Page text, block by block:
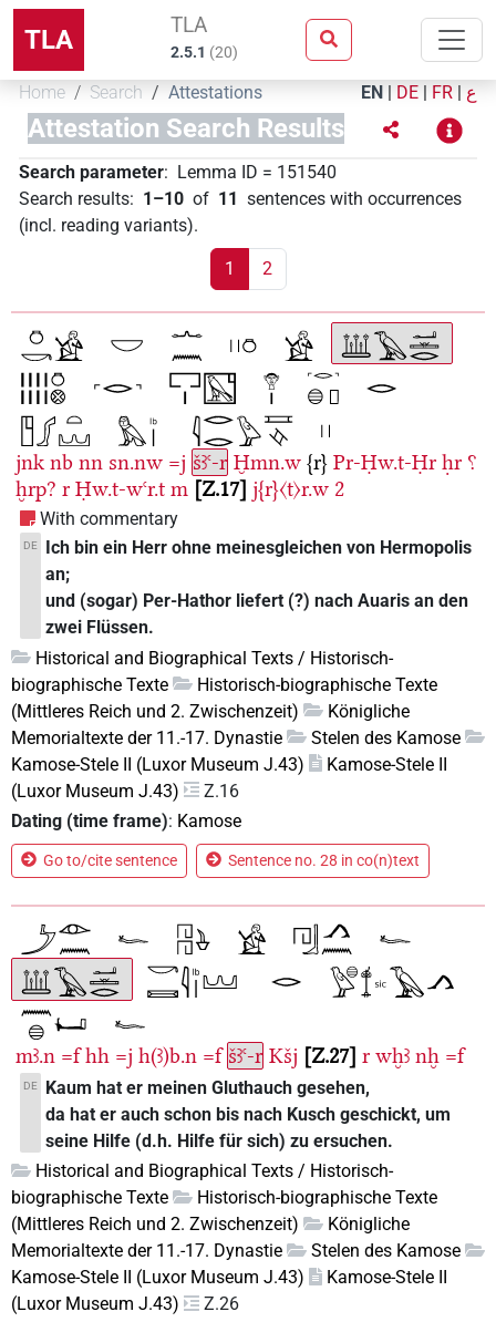
TLA TLA
2.5.1 (20)
Home Search Attestations EN | DE | FR | ع
Attestation Search Results
Search parameter: Lemma ID = 151540
Search results: 1–10 of 11 sentences with occurrences
(incl. reading variants).
1 2
jnk nb nn sn.nw =j šꜣꜥ-r Ḫmn.w {r} Pr-Ḥw.t-Ḥr ḥr ⸮
ḫrp? r Ḥw.t-wꜥr.t m Z.17 j{r}〈t〉r.w 2
With commentary
DE
Ich bin ein Herr ohne meinesgleichen von Hermopolis
an;
und (sogar) Per-Hathor liefert (?) nach Auaris an den
zwei Flüssen.
Historical and Biographical Texts / Historisch-
biographische Texte
Historisch-biographische Texte
(Mittleres Reich und 2. Zwischenzeit)
Königliche
Memorialtexte der 11.-17. Dynastie
Stelen des Kamose
Kamose-Stele II (Luxor Museum J.43)
Kamose-Stele II
(Luxor Museum J.43)
Z.16
Dating (time frame): Kamose
Go to/cite sentence Sentence no. 28 in co(n)text
mꜣ.n =f hh =j h(ꜣ)b.n =f šꜣꜥ-r Kšj Z.27 r wḫꜣ nḫ =f
DE
Kaum hat er meinen Gluthauch gesehen,
da hat er auch schon bis nach Kusch geschickt, um
seine Hilfe (d.h. Hilfe für sich) zu ersuchen.
Historical and Biographical Texts / Historisch-
biographische Texte
Historisch-biographische Texte
(Mittleres Reich und 2. Zwischenzeit)
Königliche
Memorialtexte der 11.-17. Dynastie
Stelen des Kamose
Kamose-Stele II (Luxor Museum J.43)
Kamose-Stele II
(Luxor Museum J.43)
Z.26